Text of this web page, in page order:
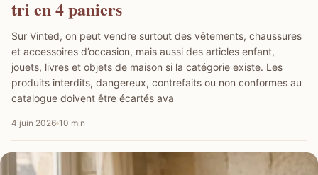
tri en 4 paniers
Sur Vinted, on peut vendre surtout des vêtements, chaussures
et accessoires d’occasion, mais aussi des articles enfant,
jouets, livres et objets de maison si la catégorie existe. Les
produits interdits, dangereux, contrefaits ou non conformes au
catalogue doivent être écartés ava
4 juin 2026 10 min